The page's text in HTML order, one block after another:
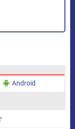
Android